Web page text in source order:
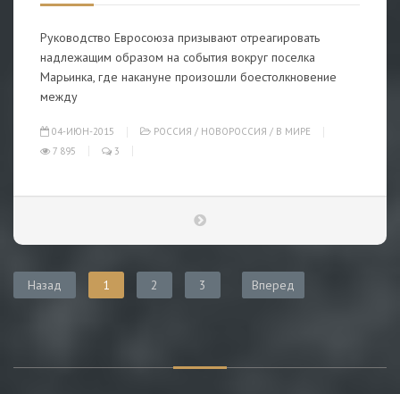
Руководство Евросоюза призывают отреагировать
надлежащим образом на события вокруг поселка
Марьинка, где накануне произошли боестолкновение
между
04-ИЮН-2015 РОССИЯ / НОВОРОССИЯ / В МИРЕ
7 895
3
Назад 1 2 3 Вперед